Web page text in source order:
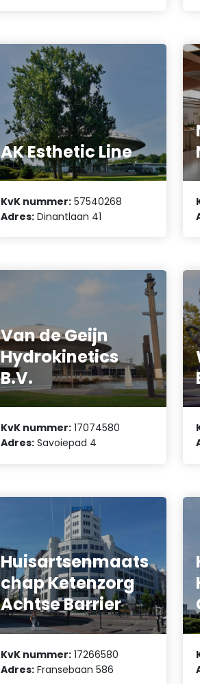
AK Esthetic Line
KvK nummer: 57540268
Adres: Dinantlaan 41
Van de Geijn
Hydrokinetics
B.V.
KvK nummer: 17074580
Adres: Savoiepad 4
Huisartsenmaats
chap Ketenzorg
Achtse Barrier
KvK nummer: 17266580
Adres: Fransebaan 586